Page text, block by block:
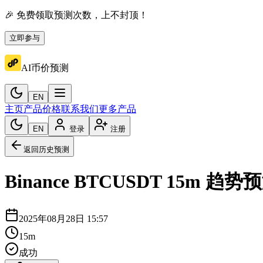
🎉 免费领取预测次数，上不封顶！
立即参与
AI币价预测
EN
主页产品价格联系我们更多产品
EN 登录 注册
返回历史预测
Binance BTCUSDT 15m 趋势
2025年08月28日 15:57
15m
成功